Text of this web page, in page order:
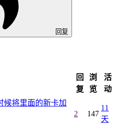
回复
回
复
浏
览
活
动
候将里面的新卡加
2 147
11
天